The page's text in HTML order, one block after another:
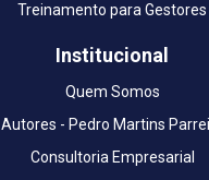
Treinamento para Gestores
Institucional
Quem Somos
Autores - Pedro Martins
Consultoria Empresarial